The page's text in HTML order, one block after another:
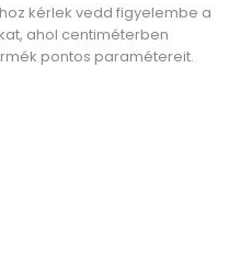
kérlek vedd figyelembe a
ahol centiméterben
pontos paramétereit.